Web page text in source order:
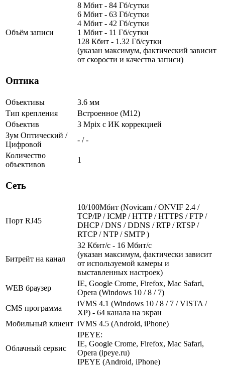
Объём записи
8 Мбит - 84 Гб/сутки
6 Мбит - 63 Гб/сутки
4 Мбит - 42 Гб/сутки
1 Мбит - 11 Гб/сутки
128 Кбит - 1.32 Гб/сутки
(указан максимум, фактический зависит
от скорости и качества записи)
Оптика
Объективы
3.6 мм
Тип крепления
Встроенное (М12)
Объектив
3 Mpix c ИК коррекцией
Зум Оптический /
Цифровой
- / -
Количество
объективов
1
Сеть
Порт RJ45
10/100Мбит (Novicam / ONVIF 2.4 /
TCP/IP / ICMP / HTTP / HTTPS / FTP /
DHCP / DNS / DDNS / RTP / RTSP /
RTCP / NTP / SMTP )
Битрейт на канал
32 Кбит/с - 16 Мбит/с
(указан максимум, фактически зависит
от используемой камеры и
выставленных настроек)
WEB браузер
IE, Google Crome, Firefox, Mac Safari,
Opera (Windows 10 / 8 / 7)
CMS программа
iVMS 4.1 (Windows 10 / 8 / 7 / VISTA /
XP) - 64 канала на экран
Мобильный клиент iVMS 4.5 (Android, iPhone)
Облачный сервис
IPEYE:
IE, Google Crome, Firefox, Mac Safari,
Opera (ipeye.ru)
IPEYE (Android, iPhone)